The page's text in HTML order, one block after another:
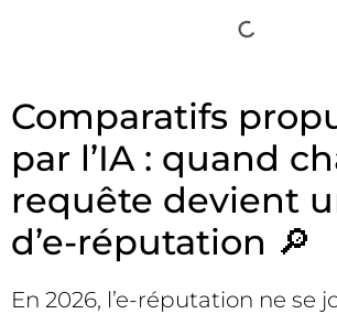
Comparatifs
par l’IA : quand
requête devient
d’e-réputation 🔎
En 2026, l’e-réputation ne se